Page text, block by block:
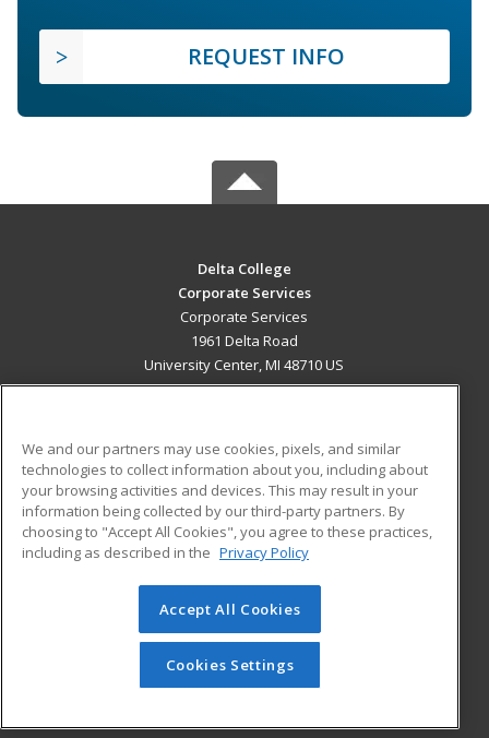
REQUEST INFO
Delta College
Corporate Services
Corporate Services
1961 Delta Road
University Center, MI 48710 US
ADDITIONAL RESOURCES
Military
Financial Assistance
Help
Student Blog
© 2026 ed2go, a division of Cengage Learning. All rights
reserved. The material on this site cannot be reproduced or
redistributed unless you have obtained prior written
permission from Cengage Learning.Privacy Policy
We and our partners may use cookies, pixels, and similar
technologies to collect information about you, including about
your browsing activities and devices. This may result in your
information being collected by our third-party partners. By
choosing to "Accept All Cookies", you agree to these practices,
including as described in the Privacy Policy
Accept All Cookies
Cookies Settings